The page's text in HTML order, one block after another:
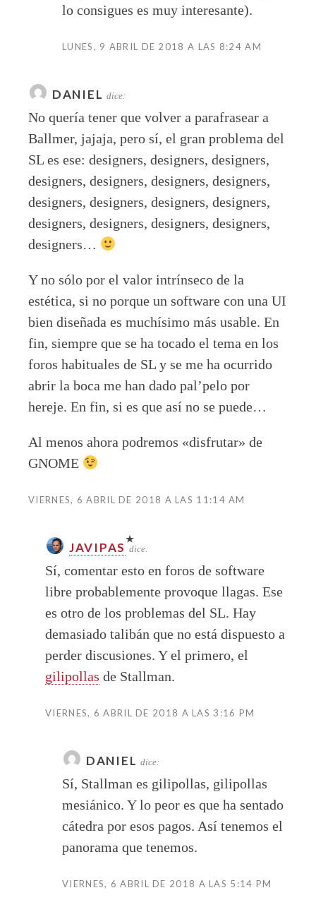
lo consigues es muy interesante).
LUNES, 9 ABRIL DE 2018 A LAS 8:24 AM
DANIEL dice:
No quería tener que volver a parafrasear a
Ballmer, jajaja, pero sí, el gran problema del
SL es ese: designers, designers, designers,
designers, designers, designers, designers,
designers, designers, designers, designers,
designers, designers, designers, designers,
designers…
Y no sólo por el valor intrínseco de la
estética, si no porque un software con una UI
bien diseñada es muchísimo más usable. En
fin, siempre que se ha tocado el tema en los
foros habituales de SL y se me ha ocurrido
abrir la boca me han dado pal’pelo por
hereje. En fin, si es que así no se puede…
Al menos ahora podremos «disfrutar» de
GNOME
VIERNES, 6 ABRIL DE 2018 A LAS 11:14 AM
JAVIPAS dice:
Sí, comentar esto en foros de software
libre probablemente provoque llagas. Ese
es otro de los problemas del SL. Hay
demasiado talibán que no está dispuesto a
perder discusiones. Y el primero, el
gilipollas de Stallman.
VIERNES, 6 ABRIL DE 2018 A LAS 3:16 PM
DANIEL dice:
Sí, Stallman es gilipollas, gilipollas
mesiánico. Y lo peor es que ha sentado
cátedra por esos pagos. Así tenemos el
panorama que tenemos.
VIERNES, 6 ABRIL DE 2018 A LAS 5:14 PM